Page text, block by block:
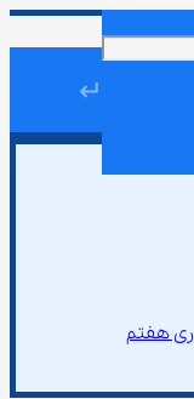
↵
هفتم